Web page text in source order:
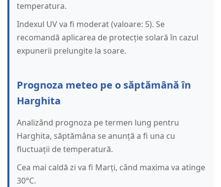
temperatura.
Indexul UV va fi moderat (valoare: 5). Se
recomandă aplicarea de protecție solară în cazul
expunerii prelungite la soare.
Prognoza meteo pe o săptămână în
Harghita
Analizând prognoza pe termen lung pentru
Harghita, săptămâna se anunță a fi una cu
fluctuații de temperatură.
Cea mai caldă zi va fi Marți, când maxima va atinge
30°C.